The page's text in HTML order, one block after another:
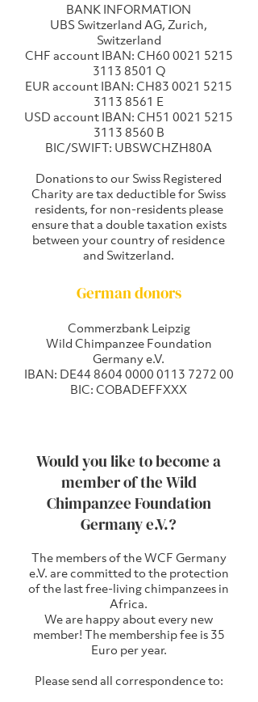
BANK INFORMATION
UBS Switzerland AG, Zurich,
Switzerland
CHF account IBAN: CH60 0021 5215
3113 8501 Q
EUR account IBAN: CH83 0021 5215
3113 8561 E
USD account IBAN: CH51 0021 5215
3113 8560 B
BIC/SWIFT: UBSWCHZH80A
Donations to our Swiss Registered
Charity are tax deductible for Swiss
residents, for non-residents please
ensure that a double taxation exists
between your country of residence
and Switzerland.​
German donors
Commerzbank Leipzig
Wild Chimpanzee Foundation
Germany e.V.
IBAN: DE44 8604 0000 0113 7272 00
BIC: COBADEFFXXX
Would you like to become a
member of the Wild
Chimpanzee Foundation
Germany e.V.?
The members of the WCF Germany
e.V. are committed to the protection
of the last free-living chimpanzees in
Africa.
We are happy about every new
member! The membership fee is 35
Euro per year.
Please send all correspondence to: